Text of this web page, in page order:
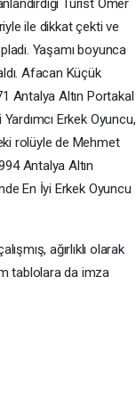
Turist Ömer
ile dikkat çekti ve
Yaşamı boyunca
Afacan Küçük
Antalya Altın Portakal
Erkek Oyuncu,
rolüyle de Mehmet
Antalya Altın
En İyi Erkek Oyuncu
ağırlıklı olarak
tablolara da imza